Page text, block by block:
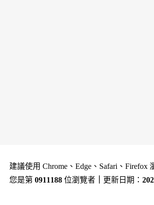
建議使用 Chrome、Edge、Safari、
您是第 0911188 位瀏覽者 更新日期：